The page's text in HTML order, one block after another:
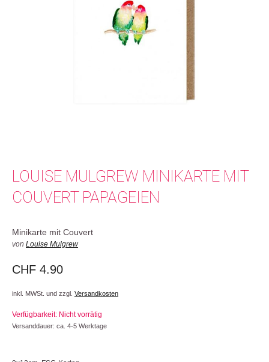
LOUISE MULGREW MINIKARTE MIT
COUVERT PAPAGEIEN
Minikarte mit Couvert
von Louise Mulgrew
CHF 4.90
inkl. MWSt. und zzgl. Versandkosten
Verfügbarkeit: Nicht vorrätig
Versanddauer: ca. 4-5 Werktage